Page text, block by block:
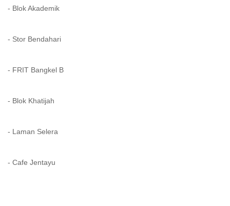
- Blok Akademik
- Stor Bendahari
- FRIT Bangkel B
- Blok Khatijah
- Laman Selera
- Cafe Jentayu